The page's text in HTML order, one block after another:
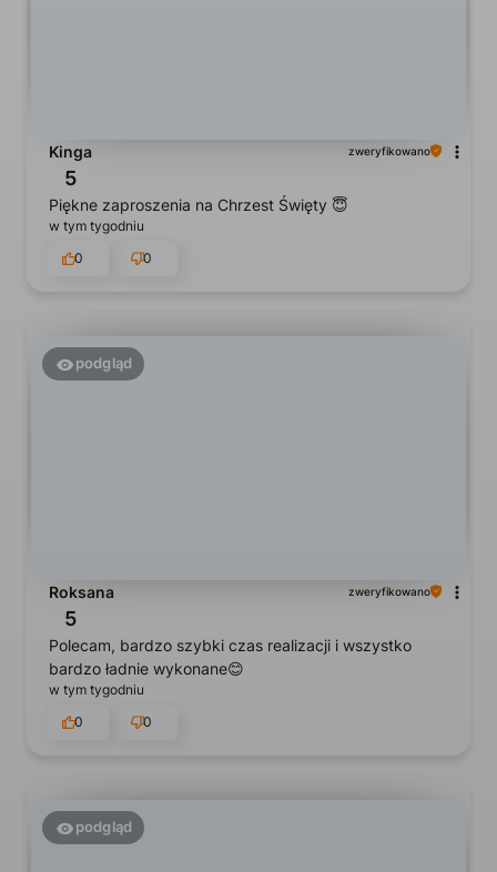
Kinga zweryfikowano
5
Piękne zaproszenia na Chrzest Święty 😇
w tym tygodniu
0
0
podgląd
Roksana zweryfikowano
5
Polecam, bardzo szybki czas realizacji i wszystko
bardzo ładnie wykonane😊
w tym tygodniu
0
0
podgląd